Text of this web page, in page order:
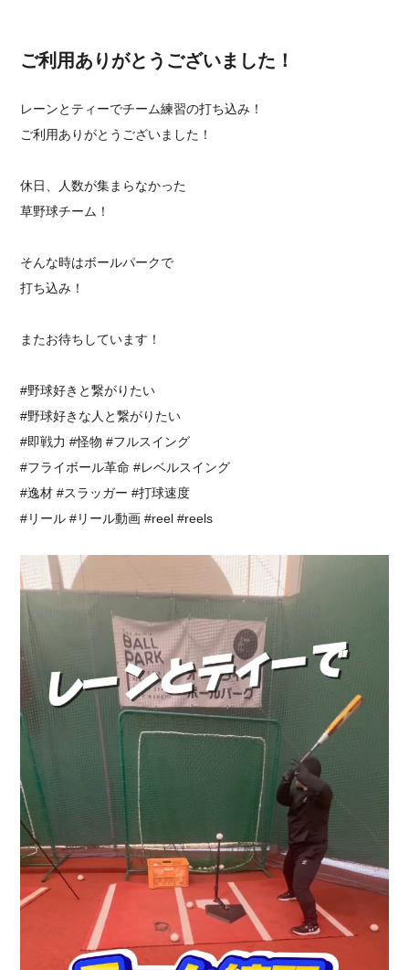
ご利用ありがとうございました！
レーンとティーでチーム練習の打ち込み！
ご利用ありがとうございました！
休日、人数が集まらなかった
草野球チーム！
そんな時はボールパークで
打ち込み！
またお待ちしています！
#野球好きと繋がりたい
#野球好きな人と繋がりたい
#即戦力 #怪物 #フルスイング⁡
⁡#フライボール革命 #レベルスイング
#逸材 #スラッガー #打球速度
#リール #リール動画 #reel #reels